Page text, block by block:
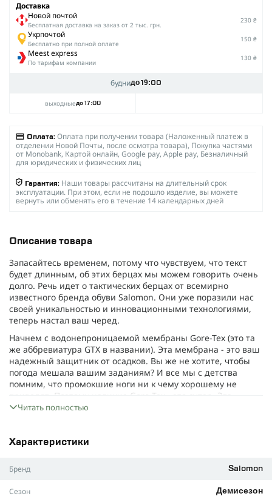
Доставка
Новой почтой
Беcплатная доставка на заказ от 2 тыс. грн.
230 ₴
Укрпочтой
Бесплатно при полной оплате
150 ₴
Meest express
По тарифам компании
130 ₴
буднидо 19:00
выходныедо 17:00
Оплата: Оплата при получении товара (Наложенный платеж в
отделении Новой Почты, после осмотра товара), Покупка частями
от Monobank, Картой онлайн, Google pay, Apple pay, Безналичный
для юридических и физических лиц
Гарантия: Наши товары рассчитаны на длительный срок
эксплуатации. При этом, если не подошло изделие, вы можете
вернуть или обменять его в течение 14 календарных дней
Описание товара
Запасайтесь временем, потому что чувствуем, что текст
будет длинным, об этих берцах мы можем говорить очень
долго. Речь идет о тактических берцах от всемирно
известного бренда обуви Salomon. Они уже поразили нас
своей уникальностью и инновационными технологиями,
теперь настал ваш черед.
Начнем с водонепроницаемой мембраны Gore-Tex (это та
же аббревиатура GTX в названии). Эта мембрана - это ваш
надежный защитник от осадков. Вы же не хотите, чтобы
погода мешала вашим заданиям? И все мы с детства
помним, что промокшие ноги ни к чему хорошему не
приводят. Поэтому наличие Gore-Tex - это супер. Эта
мембрана также уникальна, потому что имеет
структуры. Благодаря такому инновационному решению,
Подошва. Тоже отдельная тема для разговора. Но
фирменная конструкция, которая отлично поддерживает
Читать полностью
Характеристики
Бренд Salomon
Сезон Демисезон